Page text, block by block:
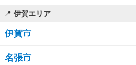
伊賀エリア
伊賀市
名張市